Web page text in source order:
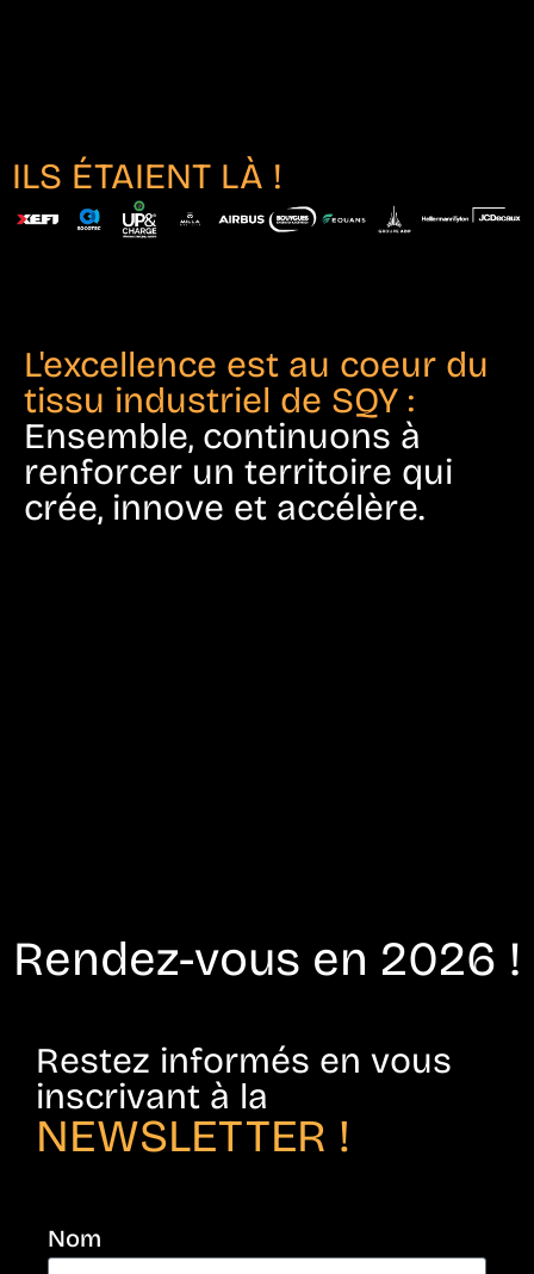
ILS ÉTAIENT LÀ !
L'excellence est au coeur du
tissu industriel de SQY :
Ensemble, continuons à
renforcer un territoire qui
crée, innove et accélère.
Rendez-vous en 2026 !
Restez informés en vous
inscrivant à la
NEWSLETTER !
Nom